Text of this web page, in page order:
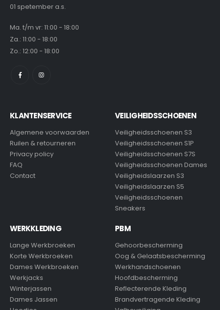
01 spetember a.s.
Ma. t/m vr: 11:00 - 18:00
Za.: 11:00 - 18:00
Zo.: 12:00 - 18:00
KLANTENSERVICE
Algemene voorwaarden
Ruilen & retourneren
Privacy policy
FAQ
Contact
VEILIGHEIDSSCHOENEN
Veiligheidsschoenen S3
Veiligheidsschoenen S1P
Veiligheidsschoenen S7S
Veiligheidsschoenen Dames
Veiligheidslaarzen S3
Veiligheidslaarzen S5
Veiligheidsschoenen
Sneakers
WERKKLEDING
Lange Werkbroeken
Korte Werkbroeken
Dames Werkbroeken
Werkjacks
Winterjassen
Dames Jassen
PBM
Gehoorbescherming
Oog & Gelaatsbescherming
Werkhandschoenen
Hoofdbescherming
Reflecterende Kleding
Brandvertragende Kleding